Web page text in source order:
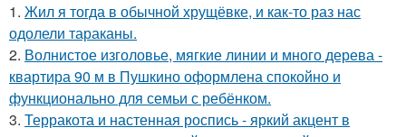
1. Жил я тогда в обычной хрущёвке, и как-то раз нас
одолели тараканы.
2. Волнистое изголовье, мягкие линии и много дерева -
квартира 90 м в Пушкино оформлена спокойно и
функционально для семьи с ребёнком.
3. Терракота и настенная роспись - яркий акцент в